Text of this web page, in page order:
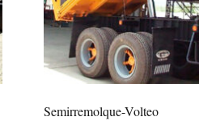
Semirremolque-Volteo